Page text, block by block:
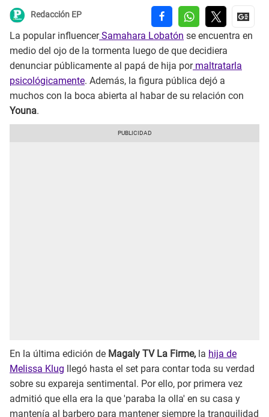
Redacción EP
La popular influencerSamahara Lobatón se encuentra en
medio del ojo de la tormenta luego de que decidiera
denunciar públicamente al papá de hija pormaltratarla
psicológicamente. Además, la figura pública dejó a
muchos con la boca abierta al habar de su relación con
Youna.
En la última edición de Magaly TV La Firme, la hija de
Melissa Klug llegó hasta el set para contar toda su verdad
sobre su expareja sentimental. Por ello, por primera vez
admitió que ella era la que 'paraba la olla' en su casa y
mantenía al barbero para mantener siempre la tranquilidad